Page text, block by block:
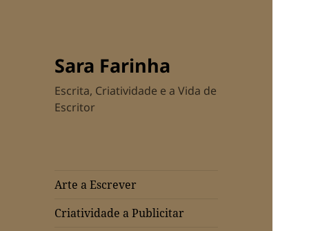
Sara Farinha
Escrita, Criatividade e a Vida de
Escritor
Arte a Escrever
Criatividade a Publicitar